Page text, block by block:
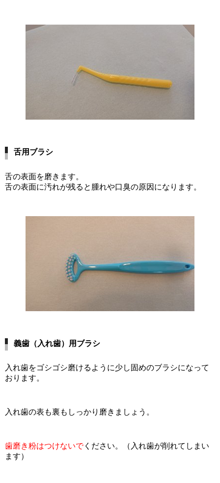
舌用ブラシ
舌の表面を磨きます。
舌の表面に汚れが残ると腫れや口臭の原因になります。
義歯（入れ歯）用ブラシ
入れ歯をゴシゴシ磨けるように少し固めのブラシになって
おります。
入れ歯の表も裏もしっかり磨きましょう。
歯磨き粉はつけないでください。（入れ歯が削れてしまい
ます）